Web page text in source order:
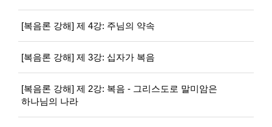
[복음론 강해] 제 4강: 주님의 약속
[복음론 강해] 제 3강: 십자가 복음
[복음론 강해] 제 2강: 복음 - 그리스도로 말미암은
하나님의 나라